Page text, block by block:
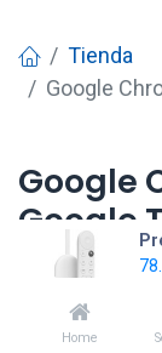
Home
Tienda
Google
Google
Google
78.702,78